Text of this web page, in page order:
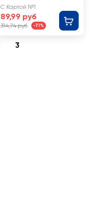
С Картой №1
89,99 руб
314,74 руб -71%
3